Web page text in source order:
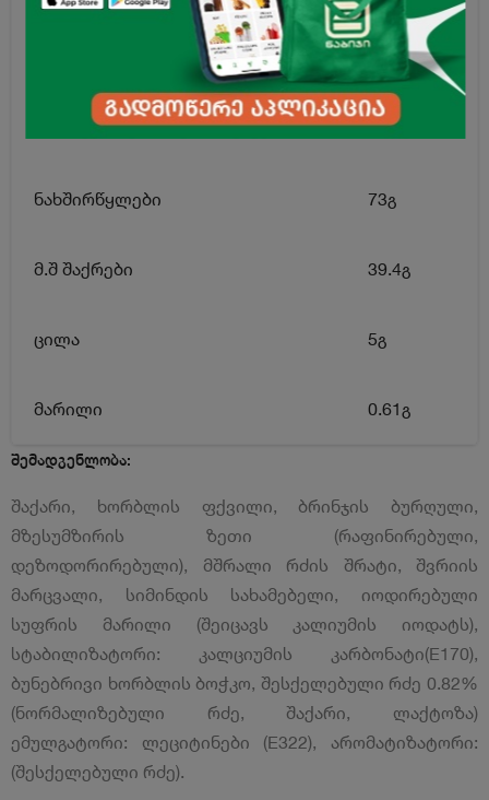
15გ
მ.შ ნაჯერი ცხიმოვანი მჟავები 1.92გ
ნახშირწყლები 73გ
მ.შ შაქრები 39.4გ
ცილა 5გ
მარილი 0.61გ
შემადგენლობა:
შაქარი, ხორბლის ფქვილი, ბრინჯის ბურღული,
მზესუმზირის ზეთი (რაფინირებული,
დეზოდორირებული), მშრალი რძის შრატი, შვრიის
მარცვალი, სიმინდის სახამებელი, იოდირებული
სუფრის მარილი (შეიცავს კალიუმის იოდატს),
სტაბილიზატორი: კალციუმის კარბონატი(E170),
ბუნებრივი ხორბლის ბოჭკო, შესქელებული რძე 0.82%
(ნორმალიზებული რძე, შაქარი, ლაქტოზა)
ემულგატორი: ლეციტინები (E322), არომატიზატორი:
(შესქელებული რძე).